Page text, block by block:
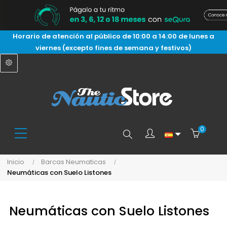
Horario de atención al público de 10:00 a 14:00 de lunes a
viernes (excepto fines de semana y festivos)
Buscar 0
Inicio
Barcas Neumaticas
Neumáticas con Suelo Listones
Neumáticas con Suelo Listones